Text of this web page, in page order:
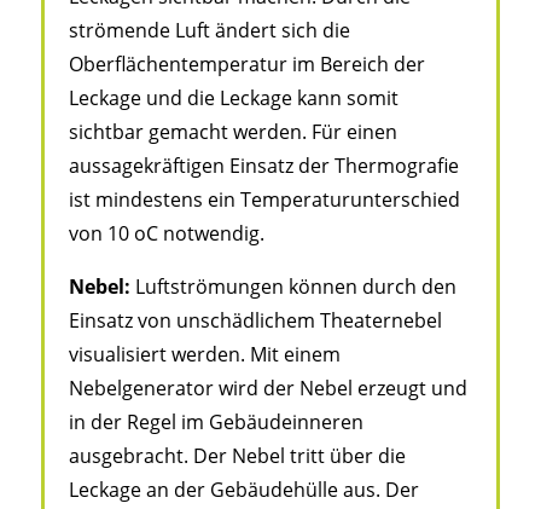
strömende Luft ändert sich die
Oberflächentemperatur im Bereich der
Leckage und die Leckage kann somit
sichtbar gemacht werden. Für einen
aussagekräftigen Einsatz der Thermografie
ist mindestens ein Temperaturunterschied
von 10 oC notwendig.
Nebel: Luftströmungen können durch den
Einsatz von unschädlichem Theaternebel
visualisiert werden. Mit einem
Nebelgenerator wird der Nebel erzeugt und
in der Regel im Gebäudeinneren
ausgebracht. Der Nebel tritt über die
Leckage an der Gebäudehülle aus. Der